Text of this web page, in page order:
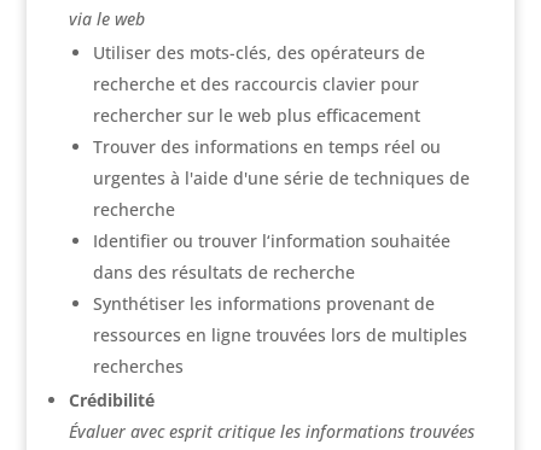
via le web
Utiliser des mots-clés, des opérateurs de
recherche et des raccourcis clavier pour
rechercher sur le web plus efficacement
Trouver des informations en temps réel ou
urgentes à l'aide d'une série de techniques de
recherche
Identifier ou trouver l‘information souhaitée
dans des résultats de recherche
Synthétiser les informations provenant de
ressources en ligne trouvées lors de multiples
recherches
Crédibilité
Évaluer avec esprit critique les informations trouvées